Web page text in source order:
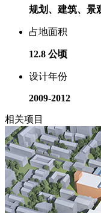
规划、建筑、景
占地面积
12.8 公顷
设计年份
2009-2012
相关项目